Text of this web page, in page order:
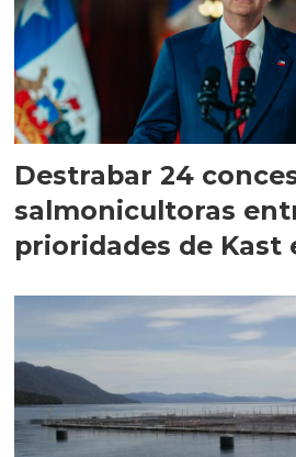
Destrabar 24
salmonicultoras
prioridades de Kast